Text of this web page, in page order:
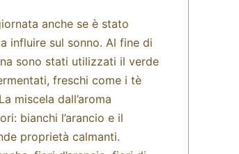
anche se è stato
influire sul sonno. Al fine di
sono stati utilizzati il verde
freschi come i tè
miscela dall’aroma
bianchi l’arancio e il
proprietà calmanti.